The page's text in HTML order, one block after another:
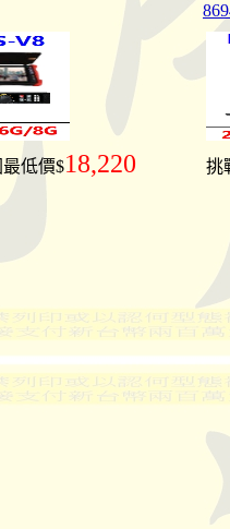
低價$18,220 挑